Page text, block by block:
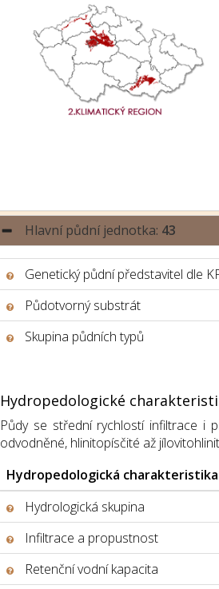
Hlavní půdní jednotka: 43
Genetický půdní představitel dle
Půdotvorný substrát
Skupina půdních typů
Hydropedologické
Půdy se střední rychlostí infiltrace i
odvodněné, hlinitopísčité až
Hydropedologická charakteristika
Hydrologická skupina
Infiltrace a propustnost
Retenční vodní kapacita